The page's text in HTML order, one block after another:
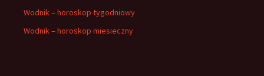
Wodnik – horoskop tygodniowy
Wodnik – horoskop miesieczny